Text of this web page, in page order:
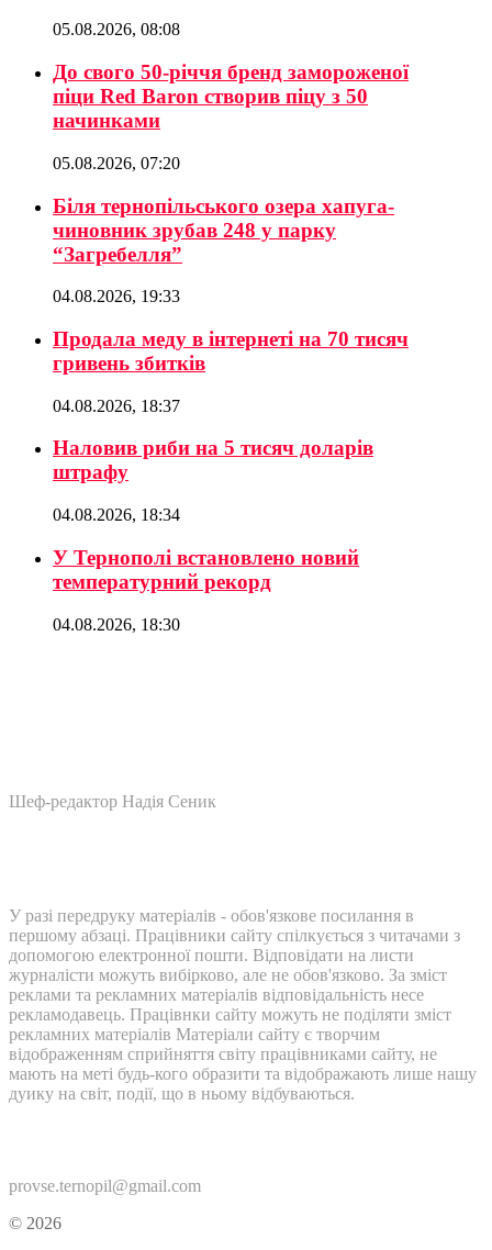
05.08.2026, 08:08
До свого 50-річчя бренд замороженої
піци Red Baron створив піцу з 50
начинками
05.08.2026, 07:20
Біля тернопільського озера хапуга-
чиновник зрубав 248 у парку
“Загребелля”
04.08.2026, 19:33
Продала меду в інтернеті на 70 тисяч
гривень збитків
04.08.2026, 18:37
Наловив риби на 5 тисяч доларів
штрафу
04.08.2026, 18:34
У Тернополі встановлено новий
температурний рекорд
04.08.2026, 18:30
Шеф-редактор Надія Сеник
У разі передруку матеріалів - обов'язкове посилання в
першому абзаці. Працівники сайту спілкується з читачами з
допомогою електронної пошти. Відповідати на листи
журналісти можуть вибірково, але не обов'язково. За зміст
реклами та рекламних матеріалів відповідальність несе
рекламодавець. Працівнки сайту можуть не поділяти зміст
рекламних матеріалів Матеріали сайту є творчим
відображенням сприйняття світу працівниками сайту, не
мають на меті будь-кого образити та відображають лише нашу
дуику на світ, події, що в ньому відбуваються.
provse.ternopil@gmail.com
© 2026